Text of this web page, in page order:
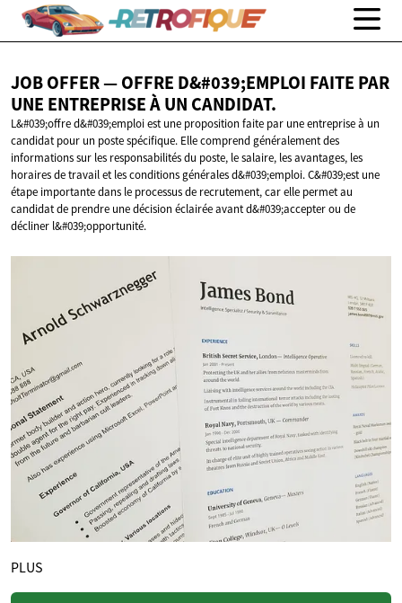
JOB OFFER — OFFRE D&#039;EMPLOI FAITE PAR
UNE ENTREPRISE ÀUN CANDIDAT.
L&#039;offre d&#039;emploi est une proposition faite par une entreprise à un
candidat pour un poste spécifique. Elle comprend généralement des
informations sur les responsabilités du poste, le salaire, les avantages, les
horaires de travail et les conditions générales d&#039;emploi. C&#039;est une
étape importante dans le processus de recrutement, car elle permet au
candidat de prendre une décision éclairée avant d&#039;accepter ou de
décliner l&#039;opportunité.
PLUS